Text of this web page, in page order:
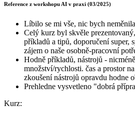
Reference z workshopu AI v praxi (03/2025)
Líbilo se mi vše, nic bych
Celý kurz byl skvěle
příkladů a tipů, doporučení super,
zájem o naše osobně-pracovní
Hodně příkladů, nástrojů -
množství/rychlosti. čas a prostor
zkoušení nástrojů opravdu hodne
Prehledne vysvetleno "dobrá
Kurz: